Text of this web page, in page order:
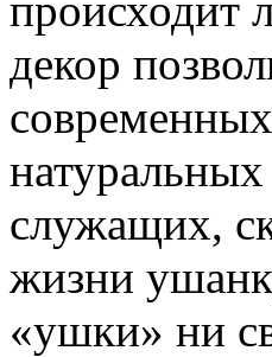
декор
служащих,
жизни
«ушки» ни